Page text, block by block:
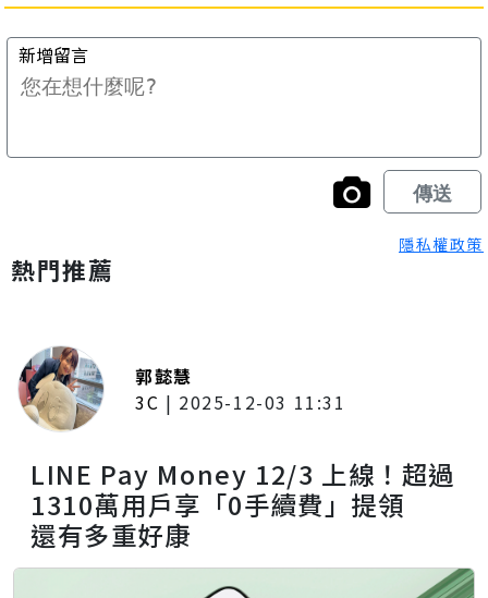
隱私權政策
熱門推薦
郭懿慧
3C | 2025-12-03 11:31
LINE Pay Money 12/3 上線！超過
1310萬用戶享「0手續費」提領
還有多重好康